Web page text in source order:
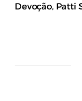
Devoção, Patti